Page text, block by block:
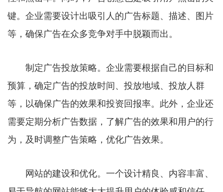
键。企业需要设计出吸引人的广告标题、描述、图片
等，确保广告在众多竞争对手中脱颖而出。
制定广告投放策略。企业需要根据自己的目标和
预算，确定广告的投放时间、投放地域、投放人群
等，以确保广告的效果和投资回报率。此外，企业还
需要定期分析广告数据，了解广告的效果和用户的行
为，及时调整广告策略，优化广告效果。
网站的建设和优化。一个设计精良、内容丰富、